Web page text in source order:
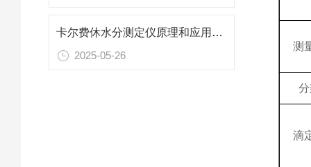
卡尔费休水分测定仪原理和应用行业
2025-05-26
测
滴